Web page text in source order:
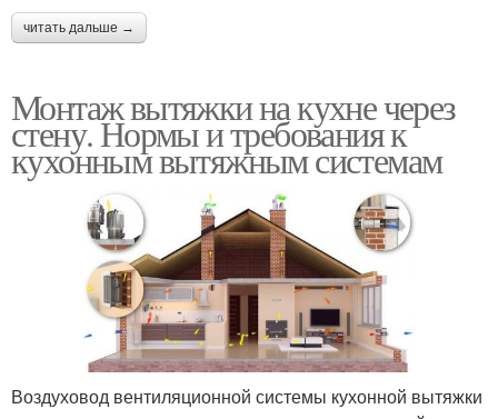
читать дальше →
Монтаж вытяжки на кухне через
стену. Нормы и требования к
кухонным вытяжным системам
Воздуховод вентиляционной системы кухонной вытяжки